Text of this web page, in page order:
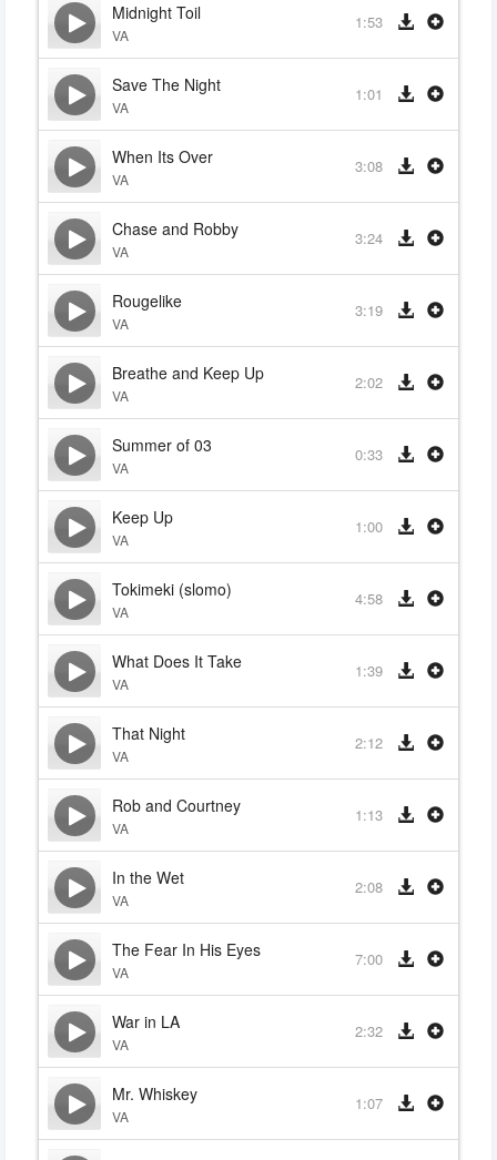
Midnight Toil
VA
1:53
Save The Night
VA
1:01
When Its Over
VA
3:08
Chase and Robby
VA
3:24
Rougelike
VA
3:19
Breathe and Keep Up
VA
2:02
Summer of 03
VA
0:33
Keep Up
VA
1:00
Tokimeki (slomo)
VA
4:58
What Does It Take
VA
1:39
That Night
VA
2:12
Rob and Courtney
VA
1:13
In the Wet
VA
2:08
The Fear In His Eyes
VA
7:00
War in LA
VA
2:32
Mr. Whiskey
VA
1:07